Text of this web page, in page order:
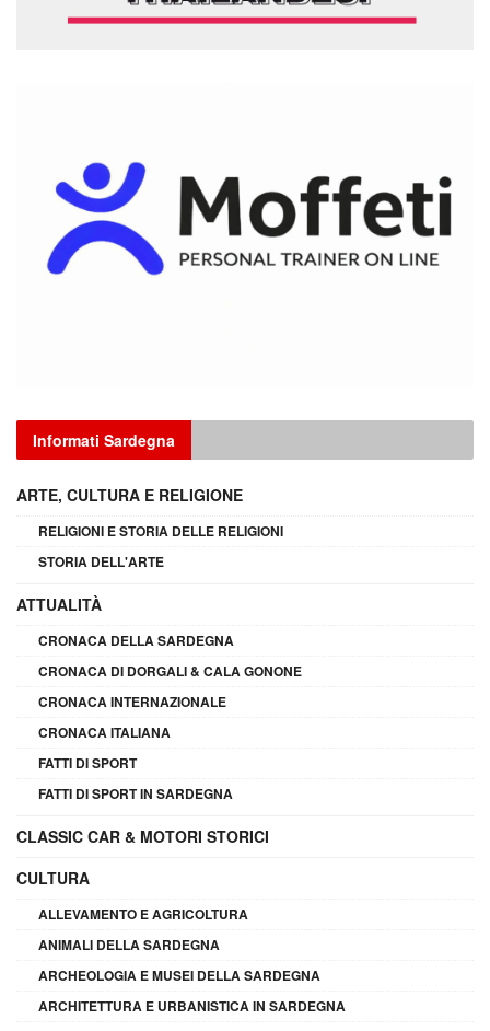
Informati Sardegna
ARTE, CULTURA E RELIGIONE
RELIGIONI E STORIA DELLE RELIGIONI
STORIA DELL'ARTE
ATTUALITÀ
CRONACA DELLA SARDEGNA
CRONACA DI DORGALI & CALA GONONE
CRONACA INTERNAZIONALE
CRONACA ITALIANA
FATTI DI SPORT
FATTI DI SPORT IN SARDEGNA
CLASSIC CAR & MOTORI STORICI
CULTURA
ALLEVAMENTO E AGRICOLTURA
ANIMALI DELLA SARDEGNA
ARCHEOLOGIA E MUSEI DELLA SARDEGNA
ARCHITETTURA E URBANISTICA IN SARDEGNA